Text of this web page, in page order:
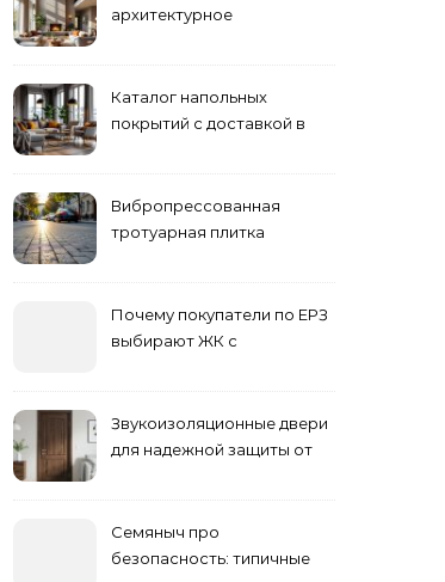
архитектурное
Каталог напольных
покрытий с доставкой в
Вибропрессованная
тротуарная плитка
Почему покупатели по ЕРЗ
выбирают ЖК с
Звукоизоляционные двери
для надежной защиты от
Семяныч про
безопасность: типичные